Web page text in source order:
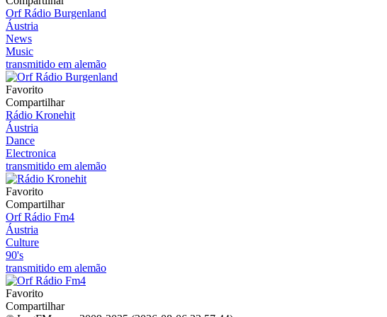
Orf Rádio Burgenland
Áustria
News
Music
transmitido em alemão
Favorito
Compartilhar
Rádio Kronehit
Áustria
Dance
Electronica
transmitido em alemão
Favorito
Compartilhar
Orf Rádio Fm4
Áustria
Culture
90's
transmitido em alemão
Favorito
Compartilhar